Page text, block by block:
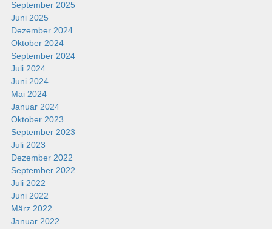
September 2025
Juni 2025
Dezember 2024
Oktober 2024
September 2024
Juli 2024
Juni 2024
Mai 2024
Januar 2024
Oktober 2023
September 2023
Juli 2023
Dezember 2022
September 2022
Juli 2022
Juni 2022
März 2022
Januar 2022